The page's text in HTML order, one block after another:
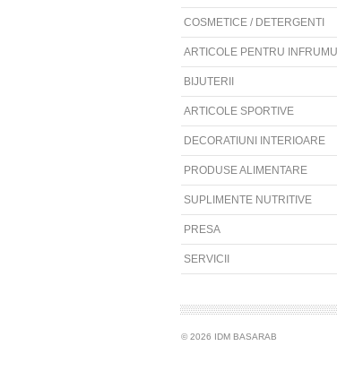
COSMETICE / DETERGENTI
ARTICOLE PENTRU
BIJUTERII
ARTICOLE SPORTIVE
DECORATIUNI INTERIOARE
PRODUSE ALIMENTARE
SUPLIMENTE NUTRITIVE
PRESA
SERVICII
© 2026 IDM BASARAB